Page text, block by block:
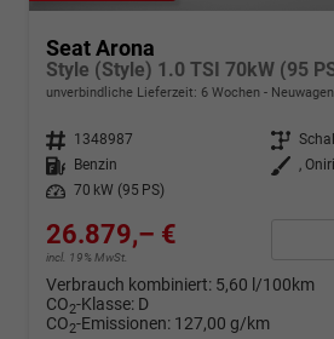
Seat Arona
unverbindliche Lieferzeit: 6 Wochen Neuwagen
Fahrzeugnr. 1348987 Getriebe
Kraftstoff
Benzin Außenfarbe
,
Leistung
70 kW (95 PS)
26.879,– €
incl. 19% MwSt.
Verbrauch kombiniert: 5,60 l/100km
CO2-Klasse: D
CO2-Emissionen: 127,00 g/km